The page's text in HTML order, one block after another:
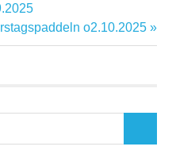
o2.10.2025